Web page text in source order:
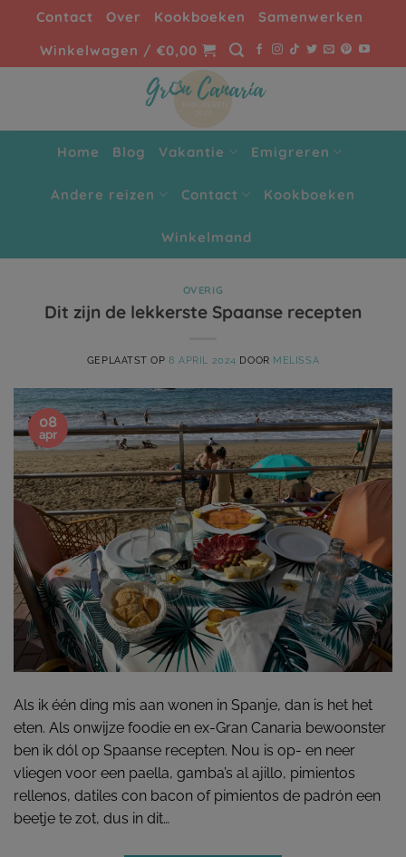
inhoud
Contact Over Kookboeken
Samenwerken
Winkelwagen / €0,00
Home Blog Vakantie Emigreren
Andere reizen Contact Kookboeken
Winkelmand
OVERIG
Dit zijn de lekkerste Spaanse recepten
GEPLAATST OP8 APRIL 2024 DOOR MELISSA
08
apr
Als ik één ding mis aan wonen in Spanje, dan is het het
eten. Als onwijze foodie en ex-Gran Canaria bewoonster
ben ik dól op Spaanse recepten. Nou is op- en neer
vliegen voor een paella, gamba’s al ajillo, pimientos
rellenos, datiles con bacon of pimientos de padrón een
beetje te zot, dus in dit…